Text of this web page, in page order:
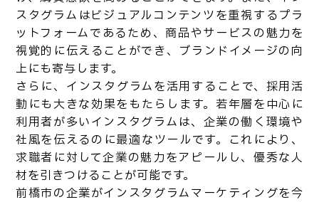
スタグラムはビジュアルコンテンツを重視するプラ
ットフォームであるため、商品やサービスの魅力を
視覚的に伝えることができ、ブランドイメージの向
上にも寄与します。
さらに、インスタグラムを活用することで、採用活
動にも大きな効果をもたらします。若年層を中心に
利用者が多いインスタグラムは、企業の働く環境や
社風を伝えるのに最適なツールです。これにより、
求職者に対して企業の魅力をアピールし、優秀な人
材を引きつけることが可能です。
前橋市の企業がインスタグラムマーケティングを今